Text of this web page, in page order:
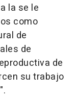
la se le
como
de
de
de
su trabajo